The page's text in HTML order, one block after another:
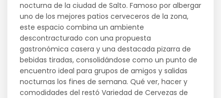
nocturna de la ciudad de Salto. Famoso por albergar
uno de los mejores patios cerveceros de la zona,
este espacio combina un ambiente
descontracturado con una propuesta
gastronómica casera y una destacada pizarra de
bebidas tiradas, consolidándose como un punto de
encuentro ideal para grupos de amigos y salidas
nocturnas los fines de semana. Qué ver, hacer y
comodidades del restó Variedad de Cervezas de